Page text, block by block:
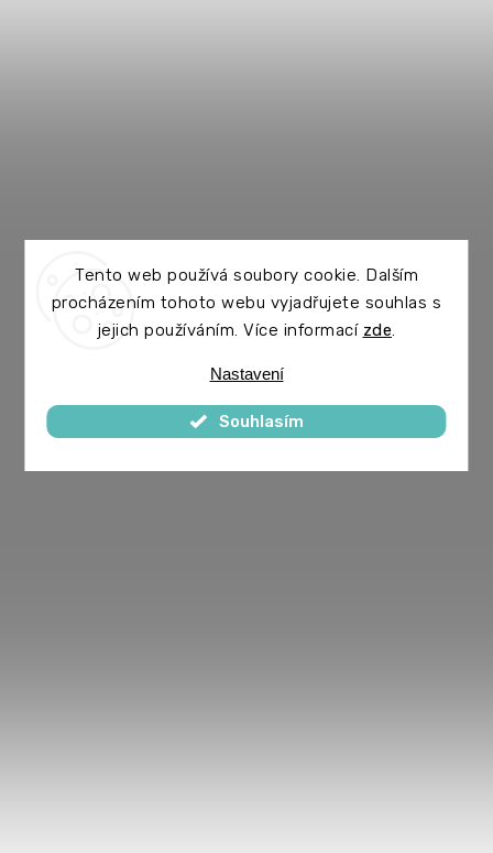
Tento web používá soubory cookie. Dalším
procházením tohoto webu vyjadřujete souhlas s
jejich používáním. Více informací zde
Nastavení
Souhlasím